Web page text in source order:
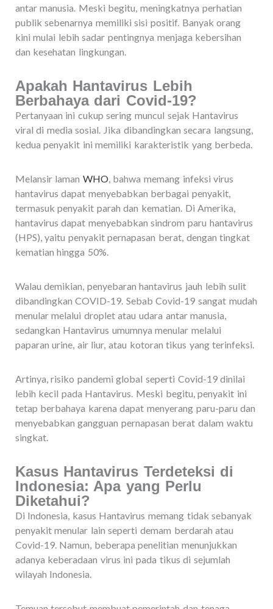
antar manusia. Meski begitu, meningkatnya perhatian
publik sebenarnya memiliki sisi positif. Banyak orang
kini mulai lebih sadar pentingnya menjaga kebersihan
dan kesehatan lingkungan.
Apakah Hantavirus Lebih
Berbahaya dari Covid-19?
Pertanyaan ini cukup sering muncul sejak Hantavirus
viral di media sosial. Jika dibandingkan secara langsung,
kedua penyakit ini memiliki karakteristik yang berbeda.
Melansir laman WHO, bahwa memang infeksi virus
hantavirus dapat menyebabkan berbagai penyakit,
termasuk penyakit parah dan kematian. Di Amerika,
hantavirus dapat menyebabkan sindrom paru hantavirus
(HPS), yaitu penyakit pernapasan berat, dengan tingkat
kematian hingga 50%.
Walau demikian, penyebaran hantavirus jauh lebih sulit
dibandingkan COVID-19. Sebab Covid-19 sangat mudah
menular melalui droplet atau udara antar manusia,
sedangkan Hantavirus umumnya menular melalui
paparan urine, air liur, atau kotoran tikus yang terinfeksi.
Artinya, risiko pandemi global seperti Covid-19 dinilai
lebih kecil pada Hantavirus. Meski begitu, penyakit ini
tetap berbahaya karena dapat menyerang paru-paru dan
menyebabkan gangguan pernapasan berat dalam waktu
singkat.
Kasus Hantavirus Terdeteksi di
Indonesia: Apa yang Perlu
Diketahui?
Di Indonesia, kasus Hantavirus memang tidak sebanyak
penyakit menular lain seperti demam berdarah atau
Covid-19. Namun, beberapa penelitian menunjukkan
adanya keberadaan virus ini pada tikus di sejumlah
wilayah Indonesia.